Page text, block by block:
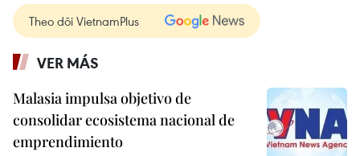
Theo dõi VietnamPlus
VER MÁS
Malasia impulsa objetivo de
consolidar ecosistema nacional de
emprendimiento